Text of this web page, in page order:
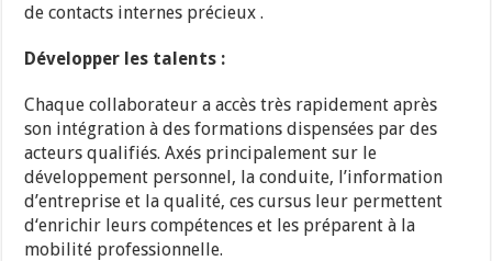
de contacts internes précieux .
Développer les talents :
Chaque collaborateur a accès très rapidement après
son intégration à des formations dispensées par des
acteurs qualifiés. Axés principalement sur le
développement personnel, la conduite, l’information
d’entreprise et la qualité, ces cursus leur permettent
d‘enrichir leurs compétences et les préparent à la
mobilité professionnelle.